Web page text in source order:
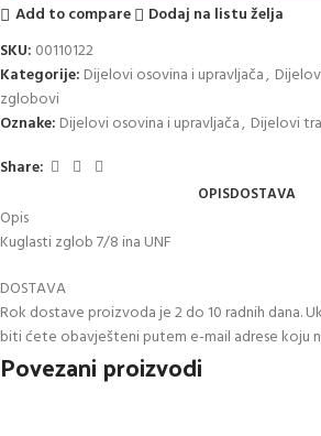
Add to compare
Dodaj na listu želja
SKU: 00110122
Kategorije: Dijelovi osovina i upravljača,
zglobovi
Oznake: Dijelovi osovina i upravljača, Dijelovi
Share:
OPISDOSTAVA
Opis
Kuglasti zglob 7/8 ina UNF
DOSTAVA
Rok dostave proizvoda je 2 do 10 radnih dana.
biti ćete obavješteni putem e-mail adrese koju
Povezani proizvodi